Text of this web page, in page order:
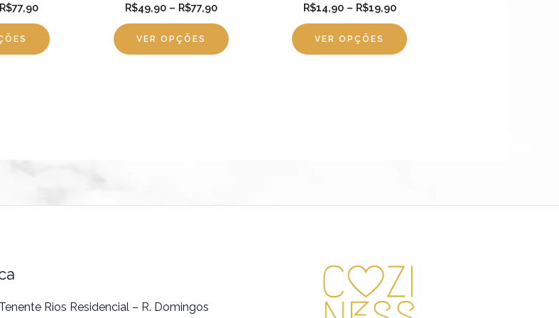
R$77,90
produto
R$49,90 – R$77,90
VER OPÇÕES
produto
R$14,90 – R$19,90
VER OPÇÕES
produto
Rios Residencial – R. Domingos